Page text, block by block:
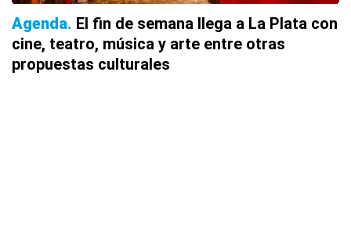
Agenda El fin de semana llega a La Plata con
cine, teatro, música y arte entre otras
propuestas culturales